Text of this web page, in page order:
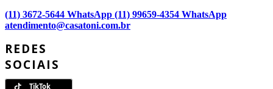
(11) 3672-5644 WhatsApp (11) 99659-4354 WhatsApp
atendimento@casatoni.com.br
REDES
SOCIAIS